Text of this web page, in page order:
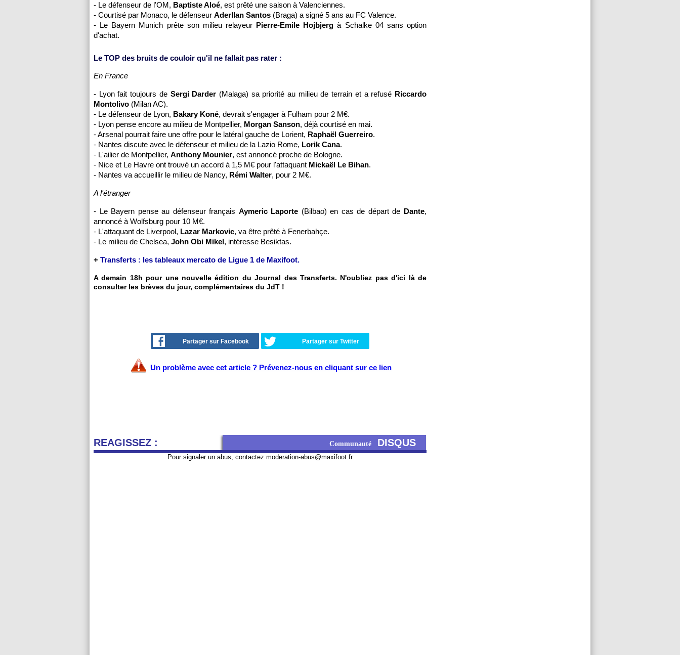
- Le défenseur de l'OM, Baptiste Aloé, est prêté une saison à Valenciennes.
- Courtisé par Monaco, le défenseur Aderllan Santos (Braga) a signé 5 ans au FC Valence.
- Le Bayern Munich prête son milieu relayeur Pierre-Emile Hojbjerg à Schalke 04 sans option
d'achat.
Le TOP des bruits de couloir qu'il ne fallait pas rater :
En France
- Lyon fait toujours de Sergi Darder (Malaga) sa priorité au milieu de terrain et a refusé Riccardo
Montolivo (Milan AC).
- Le défenseur de Lyon, Bakary Koné, devrait s'engager à Fulham pour 2 M€.
- Lyon pense encore au milieu de Montpellier, Morgan Sanson, déjà courtisé en mai.
- Arsenal pourrait faire une offre pour le latéral gauche de Lorient, Raphaël Guerreiro.
- Nantes discute avec le défenseur et milieu de la Lazio Rome, Lorik Cana.
- L'ailier de Montpellier, Anthony Mounier, est annoncé proche de Bologne.
- Nice et Le Havre ont trouvé un accord à 1,5 M€ pour l'attaquant Mickaël Le Bihan.
- Nantes va accueillir le milieu de Nancy, Rémi Walter, pour 2 M€.
A l'étranger
- Le Bayern pense au défenseur français Aymeric Laporte (Bilbao) en cas de départ de Dante,
annoncé à Wolfsburg pour 10 M€.
- L'attaquant de Liverpool, Lazar Markovic, va être prêté à Fenerbahçe.
- Le milieu de Chelsea, John Obi Mikel, intéresse Besiktas.
+ Transferts : les tableaux mercato de Ligue 1 de Maxifoot.
A demain 18h pour une nouvelle édition du Journal des Transferts. N'oubliez pas d'ici là de
consulter les brèves du jour, complémentaires du JdT !
Partager sur Facebook Partager sur Twitter
Un problème avec cet article ? Prévenez-nous en cliquant sur ce lien
REAGISSEZ : Communauté DISQUS
Pour signaler un abus, contactez moderation-abus@maxifoot.fr